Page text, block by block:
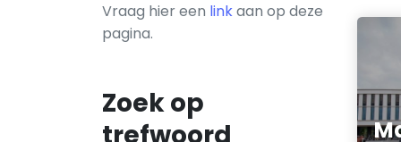
Vraag hier een linkaan op deze
pagina.
Zoek op